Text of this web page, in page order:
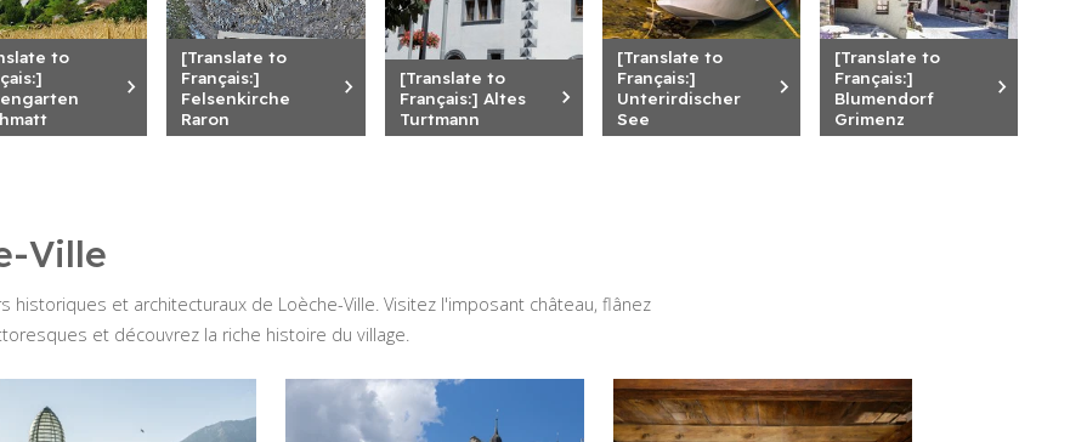
to
[Translate to
Français:]
Felsenkirche
Raron
[Translate to
Français:] Altes
Turtmann
[Translate to
Français:]
Unterirdischer
See
[Translate to
Français:]
Blumendorf
Grimenz
Ville
historiques et architecturaux de Loèche-Ville. Visitez l'imposant château, flânez
et découvrez la riche histoire du village.